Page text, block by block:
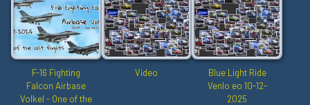
F-16 Fighting
Falcon Airbase
Volkel - One of the
Video
Blue Light Ride
Venlo eo 10-12-
2025